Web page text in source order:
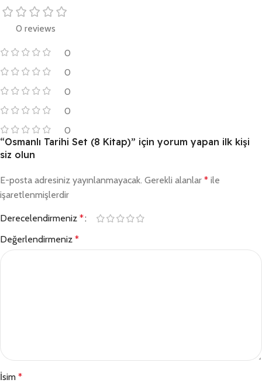
0 reviews
0
0
0
0
0
“Osmanlı Tarihi Set (8 Kitap)” için yorum yapan ilk kişi
siz olun
E-posta adresiniz yayınlanmayacak. Gerekli alanlar * ile
işaretlenmişlerdir
Derecelendirmeniz *
Değerlendirmeniz *
İsim *